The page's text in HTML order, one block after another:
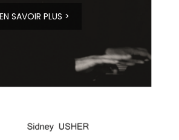
EN SAVOIR PLUS >